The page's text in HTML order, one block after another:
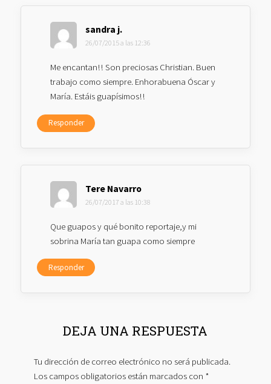
LOS
LECTORES
sandra j.
26/07/2015 a las 12:36
Me encantan!! Son preciosas Christian. Buen
trabajo como siempre. Enhorabuena Óscar y
María. Estáis guapísimos!!
Responder
Tere Navarro
26/07/2017 a las 10:38
Que guapos y qué bonito reportaje,y mi
sobrina María tan guapa como siempre
Responder
DEJA UNA RESPUESTA
Tu dirección de correo electrónico no será publicada.
Los campos obligatorios están marcados con *